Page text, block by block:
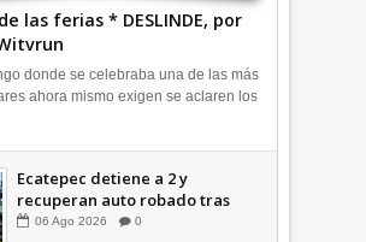
las ferias * DESLINDE, por
donde se celebraba una de las más
ahora mismo exigen se aclaren los
Ecatepec detiene a 2 y
recuperan auto robado tras
operativo con Tecámac +Video
06 Ago 2026 0